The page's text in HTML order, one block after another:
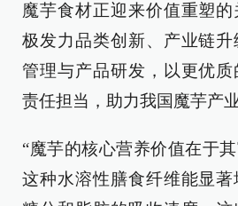
魔芋食材正迎来价值重塑
极发力品类创新、产业链
管理与产品研发，以更优
责任担当，助力我国魔芋产
“魔芋的核心营养价值在于
这种水溶性膳食纤维能显